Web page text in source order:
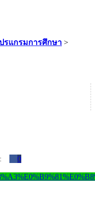
รแกรมการศึกษา >
0